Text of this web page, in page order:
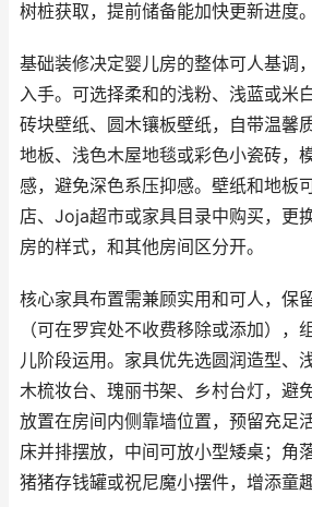
树桩获取，提前储备能加快更新进度。
基础装修决定婴儿房的整体可人基调
入手。可选择柔和的浅粉、浅蓝或米
砖块壁纸、圆木镶板壁纸，自带温馨
地板、浅色木屋地毯或彩色小瓷砖，
感，避免深色系压抑感。壁纸和地板
店、Joja超市或家具目录中购买，更
房的样式，和其他房间区分开。
核心家具布置需兼顾实用和可人，保
（可在罗宾处不收费移除或添加），
儿阶段运用。家具优先选圆润造型、
木梳妆台、瑰丽书架、乡村台灯，避
放置在房间内侧靠墙位置，预留充足
床并排摆放，中间可放小型矮桌；角
猪猪存钱罐或祝尼魔小摆件，增添童趣